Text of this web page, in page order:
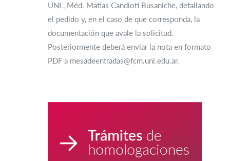
UNL, Méd. Matias Candioti Busaniche, detallando
el pedido y, en el caso de que corresponda, la
documentación que avale la solicitud.
Posteriormente deberá enviar la nota en formato
PDF a mesadeentradas@fcm.unl.edu.ar.